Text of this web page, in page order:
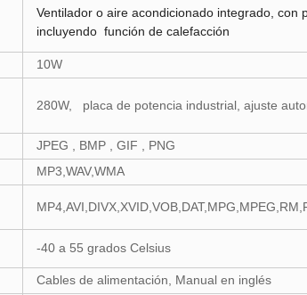
Ventilador o aire acondicionado integrado,
incluyendo función de calefacción
10W
280W, placa de potencia industrial, ajuste
JPEG , BMP , GIF , PNG
MP3,WAV,WMA
-40 a 55 grados Celsius
Cables de alimentación, Manual en inglés